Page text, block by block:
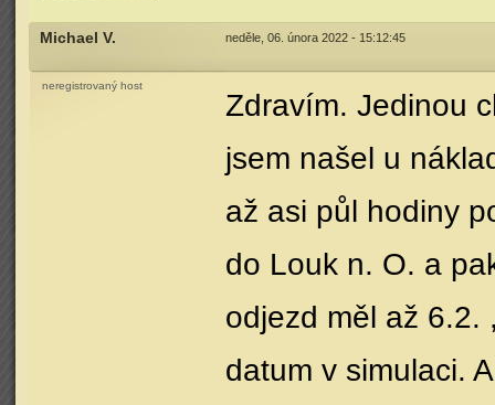
Michael V. neděle, 06. února 2022 - 15:12:45
neregistrovaný host
Zdravím. Jedinou
jsem našel u
až asi půl hodiny
do Louk n. O. a
odjezd měl až 6.2.
datum v simulaci.